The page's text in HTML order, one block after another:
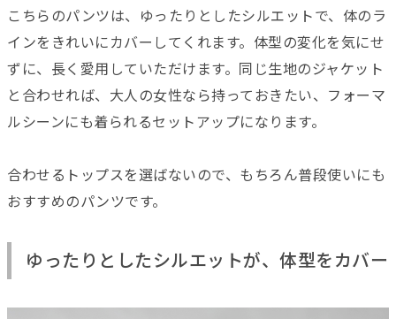
こちらのパンツは、ゆったりとしたシルエットで、体のラ
インをきれいにカバーしてくれます。体型の変化を気にせ
ずに、長く愛用していただけます。同じ生地のジャケット
と合わせれば、大人の女性なら持っておきたい、フォーマ
ルシーンにも着られるセットアップになります。
合わせるトップスを選ばないので、もちろん普段使いにも
おすすめのパンツです。
ゆったりとしたシルエットが、体型をカバー